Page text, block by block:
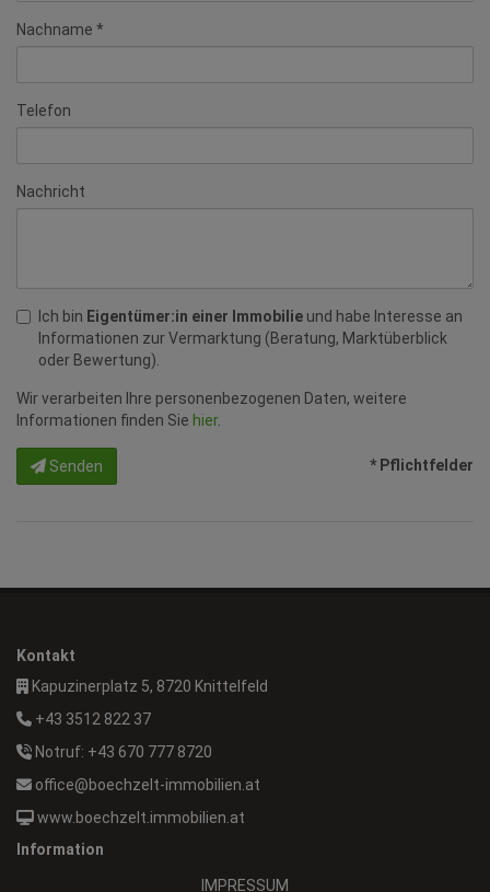
Nachname
Telefon
Nachricht
Ich bin Eigentümer:in einer Immobilie und habe Interesse an
Informationen zur Vermarktung (Beratung, Marktüberblick
oder Bewertung).
Wir verarbeiten Ihre personenbezogenen Daten, weitere
Informationen finden Sie hier.
Senden * Pflichtfelder
Kontakt
Kapuzinerplatz 5, 8720 Knittelfeld
+43 3512 822 37
Notruf: +43 670 777 8720
office@boechzelt-immobilien.at
www.boechzelt.immobilien.at
Information
IMPRESSUM